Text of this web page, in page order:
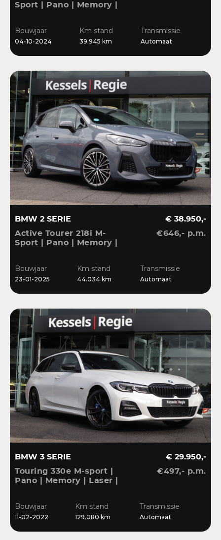
Sport | Pano | Memory |
Massage |
Stuur/Stoelverwarming |
Bouwjaar
04-10-2024
Km stand
39.945 km
Transmissie
Automaat
BMW 2 SERIE
Active Tourer 218i M-
Sport | Pano | Memory |
€ 38.950,-
€646,- p.m.
Bouwjaar
23-01-2025
Km stand
44.034 km
Transmissie
Automaat
BMW 3 SERIE
Touring 330e M-sport |
Pano | Memory | Laser |
Bliss | Ambient | Pearl
White
€ 29.950,-
€497,- p.m.
Bouwjaar
11-02-2022
Km stand
129.080 km
Transmissie
Automaat